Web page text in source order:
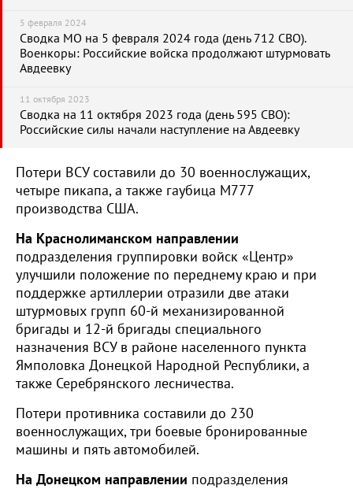
5 февраля 2024
Сводка МО на 5 февраля 2024 года (день 712 СВО).
Военкоры: Российские войска продолжают штурмовать
Авдеевку
11 октября 2023
Сводка на 11 октября 2023 года (день 595 СВО):
Российские силы начали наступление на Авдеевку
Потери ВСУ составили до 30 военнослужащих,
четыре пикапа, а также гаубица М777
производства США.
На Краснолиманском направлении
подразделения группировки войск «Центр»
улучшили положение по переднему краю и при
поддержке артиллерии отразили две атаки
штурмовых групп 60-й механизированной
бригады и 12-й бригады специального
назначения ВСУ в районе населенного пункта
Ямполовка Донецкой Народной Республики, а
также Серебрянского лесничества.
Потери противника составили до 230
военнослужащих, три боевые бронированные
машины и пять автомобилей.
На Донецком направлении подразделения